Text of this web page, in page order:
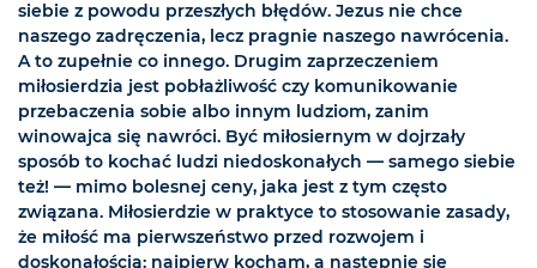
siebie z powodu przeszłych błędów. Jezus nie chce
naszego zadręczenia, lecz pragnie naszego nawrócenia.
A to zupełnie co innego. Drugim zaprzeczeniem
miłosierdzia jest pobłażliwość czy komunikowanie
przebaczenia sobie albo innym ludziom, zanim
winowajca się nawróci. Być miłosiernym w dojrzały
sposób to kochać ludzi niedoskonałych — samego siebie
też! — mimo bolesnej ceny, jaka jest z tym często
związana. Miłosierdzie w praktyce to stosowanie zasady,
że miłość ma pierwszeństwo przed rozwojem i
doskonałością: najpierw kocham, a następnie się